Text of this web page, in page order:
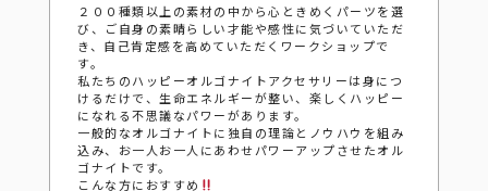
２００種類以上の素材の中から心ときめくパーツを選
び、ご自身の素晴らしい才能や感性に気づいていただ
き、自己肯定感を高めていただくワークショップで
す。
私たちのハッピーオルゴナイトアクセサリーは身につ
けるだけで、生命エネルギーが整い、楽しくハッピー
になれる不思議なパワーがあります。
一般的なオルゴナイトに独自の理論とノウハウを組み
込み、お一人お一人にあわせパワーアップさせたオル
ゴナイトです。
こんな方におすすめ